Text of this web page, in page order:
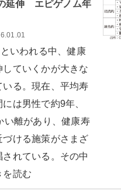
延伸 エピゲノム年
いわれる中、健康
ていくかが大きな
る。現在、平均寿
は男性で約9年、
い離があり、健康寿
ける施策がさまざ
れている。その中
読む